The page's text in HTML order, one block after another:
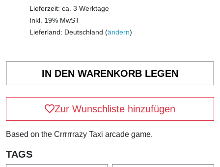
Lieferzeit: ca. 3 Werktage
Inkl. 19% MwST
Lieferland: Deutschland (ändern)
Zur Wunschliste hinzufügen
Based on the Crrrrrrazy Taxi arcade game.
TAGS